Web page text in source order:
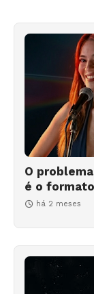
O
é o
há 2 meses